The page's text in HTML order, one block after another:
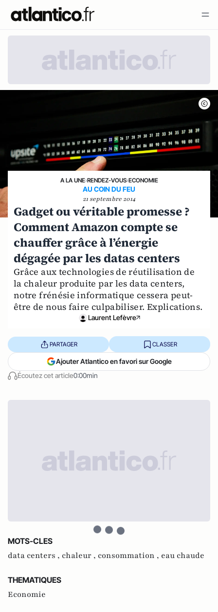
A LA UNE›RENDEZ-VOUS›ECONOMIE
AU COIN DU FEU
21 septembre 2014
Gadget ou véritable promesse ?
Comment Amazon compte se
chauffer grâce à l’énergie
dégagée par les datas centers
Grâce aux technologies de réutilisation de
la chaleur produite par les data centers,
notre frénésie informatique cessera peut-
être de nous faire culpabiliser. Explications.
Laurent Lefèvre
Écoutez cet article0:00min
PARTAGER CLASSER
Ajouter Atlantico en favori sur Google
MOTS-CLES
data centers , chaleur , consommation , eau chaude
THEMATIQUES
Economie